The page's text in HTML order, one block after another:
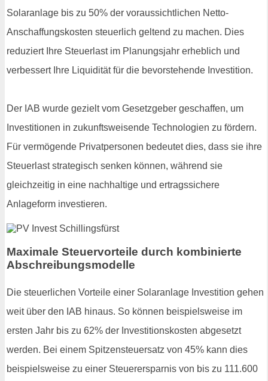
Solaranlage bis zu 50% der voraussichtlichen Netto-
Anschaffungskosten steuerlich geltend zu machen. Dies
reduziert Ihre Steuerlast im Planungsjahr erheblich und
verbessert Ihre Liquidität für die bevorstehende Investition.
Der IAB wurde gezielt vom Gesetzgeber geschaffen, um
Investitionen in zukunftsweisende Technologien zu fördern.
Für vermögende Privatpersonen bedeutet dies, dass sie ihre
Steuerlast strategisch senken können, während sie
gleichzeitig in eine nachhaltige und ertragssichere
Anlageform investieren.
Maximale Steuervorteile durch kombinierte
Abschreibungsmodelle
Die steuerlichen Vorteile einer Solaranlage Investition gehen
weit über den IAB hinaus. So können beispielsweise im
ersten Jahr bis zu 62% der Investitionskosten abgesetzt
werden. Bei einem Spitzensteuersatz von 45% kann dies
beispielsweise zu einer Steuerersparnis von bis zu 111.600